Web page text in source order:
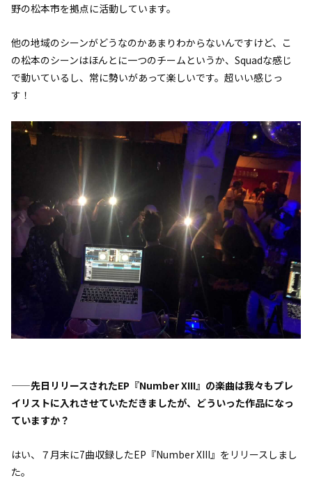
野の松本市を拠点に活動しています。
他の地域のシーンがどうなのかあまりわからないんですけど、こ
の松本のシーンはほんとに一つのチームというか、Squadな感じ
で動いているし、常に勢いがあって楽しいです。超いい感じっ
す！
——先日リリースされたEP『Number XIII』の楽曲は我々もプレ
イリストに入れさせていただきましたが、どういった作品になっ
ていますか？
はい、７月末に7曲収録したEP『Number XIII』をリリースしまし
た。